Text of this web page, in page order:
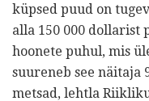
küpsed puud on
alla 150 000 dollarist
hoonete puhul, mis
suureneb see näitaja
metsad, lehtla